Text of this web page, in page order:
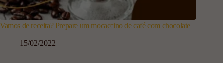
Vamos de receita? Prepare um mocaccino de café com chocolate
15/02/2022